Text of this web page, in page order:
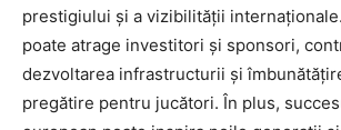
prestigiului și a vizibilității
poate atrage investitori și sponsori,
dezvoltarea infrastructurii și
pregătire pentru jucători. În plus,